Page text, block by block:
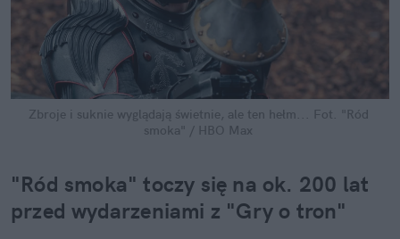
Zbroje i suknie wyglądają świetnie, ale ten hełm... Fot. "Ród
smoka" / HBO Max
"Ród smoka" toczy się na ok. 200 lat
przed wydarzeniami z "Gry o tron"